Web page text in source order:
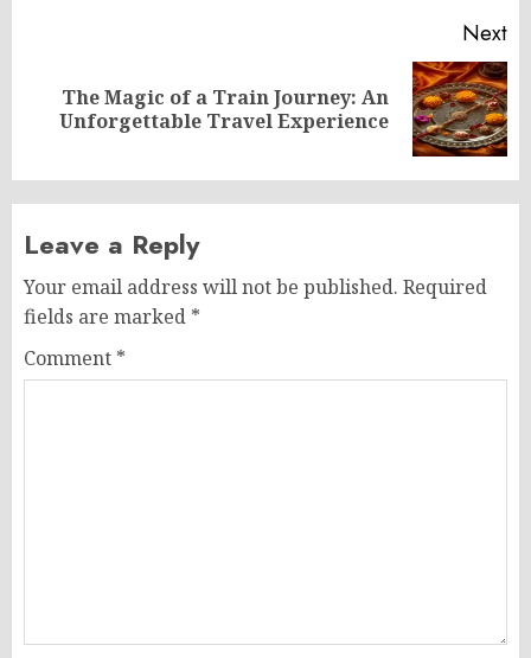
Next
Next
post:
The Magic of a Train Journey: An
Unforgettable Travel Experience
Leave a Reply
Your email address will not be published. Required
fields are marked *
Comment *